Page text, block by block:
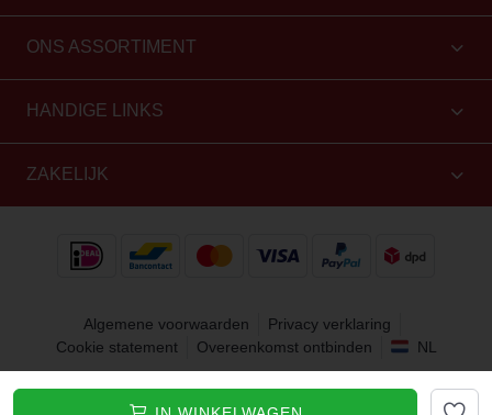
ONS ASSORTIMENT
HANDIGE LINKS
ZAKELIJK
Algemene voorwaarden
Privacy verklaring
Cookie statement
Overeenkomst ontbinden NL
Copyright 2010 - 2026 Evans & Watson. Alle rechten